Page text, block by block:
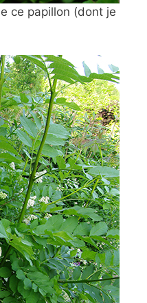
ce papillon (dont je